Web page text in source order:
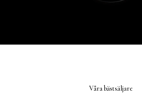
Våra bästsäljare